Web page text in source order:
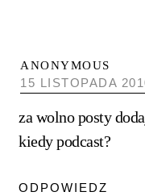
ANONYMOUS
15 LISTOPADA
za wolno posty
kiedy podcast?
ODPOWIEDZ